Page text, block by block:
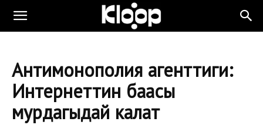
Антимонополия агенттиги:
Интернеттин баасы
мурдагыдай калат